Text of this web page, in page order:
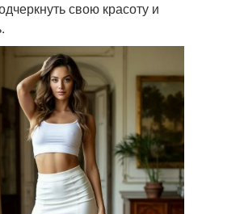
свою красоту и